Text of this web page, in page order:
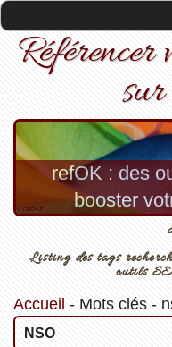
Référencer
refOK : des
booster
Listing des tags
outils
Accueil - Mots clés-
NSO